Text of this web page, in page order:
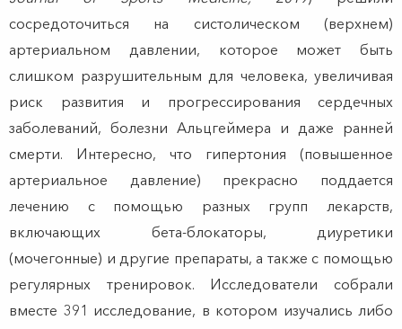
сосредоточиться на систолическом (верхнем)
артериальном давлении, которое может быть
слишком разрушительным для человека, увеличивая
риск развития и прогрессирования сердечных
заболеваний, болезни Альцгеймера и даже ранней
смерти. Интересно, что гипертония (повышенное
артериальное давление) прекрасно поддается
лечению с помощью разных групп лекарств,
включающих бета-блокаторы, диуретики
(мочегонные) и другие препараты, а также с помощью
регулярных тренировок. Исследователи собрали
вместе 391 исследование, в котором изучались либо